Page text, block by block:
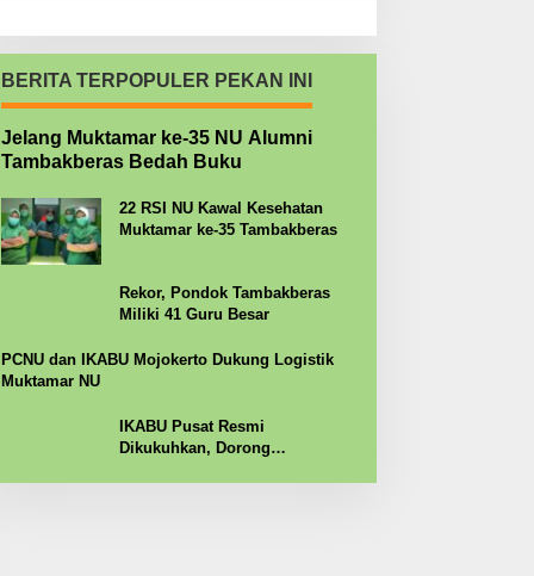
BERITA TERPOPULER PEKAN INI
Jelang Muktamar ke-35 NU Alumni
Tambakberas Bedah Buku
22 RSI NU Kawal Kesehatan
Muktamar ke-35 Tambakberas
Rekor, Pondok Tambakberas
Miliki 41 Guru Besar
PCNU dan IKABU Mojokerto Dukung Logistik
Muktamar NU
IKABU Pusat Resmi
Dikukuhkan, Dorong